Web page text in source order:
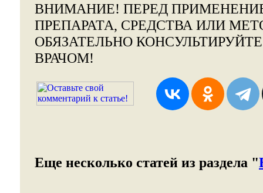
ВНИМАНИЕ! ПЕРЕД
ПРЕПАРАТА, СРЕДСТВА ИЛИ
ОБЯЗАТЕЛЬНО
ВРАЧОМ!
Еще несколько статей из раздела "